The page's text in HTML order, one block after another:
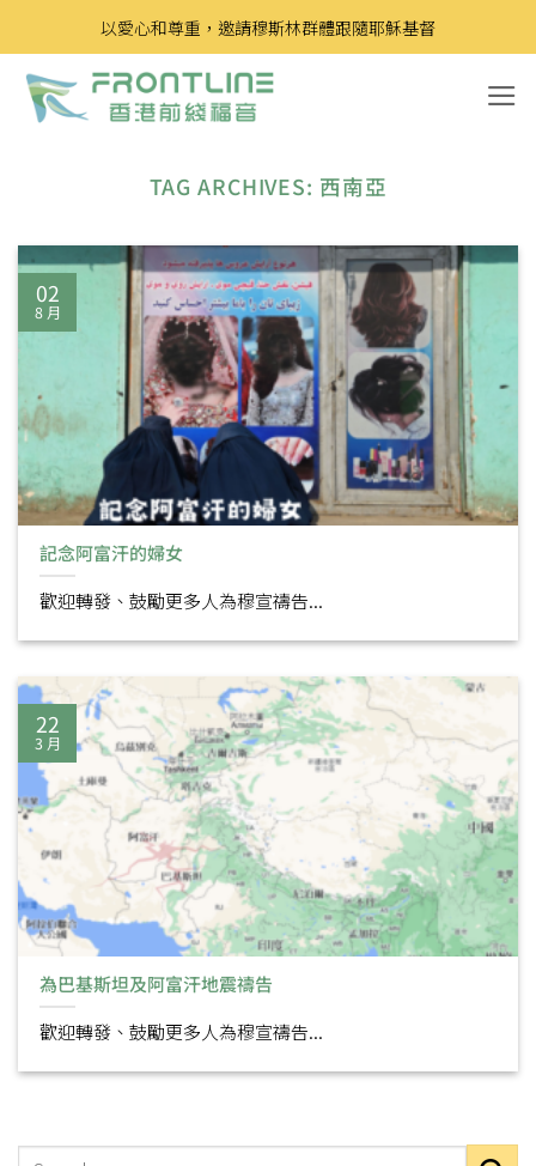
to
content
以愛心和尊重，邀請穆斯林群體跟隨耶穌基督
TAG ARCHIVES: 西南亞
記念阿富汗的婦女
歡迎轉發、鼓勵更多人為穆宣禱告...
02
8 月
為巴基斯坦及阿富汗地震禱告
歡迎轉發、鼓勵更多人為穆宣禱告...
22
3 月